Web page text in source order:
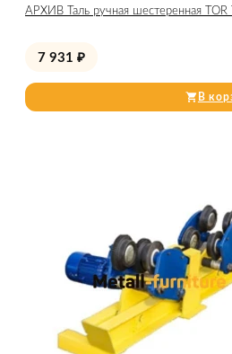
АРХИВ Таль ручная шестеренная
7 931 ₽
В